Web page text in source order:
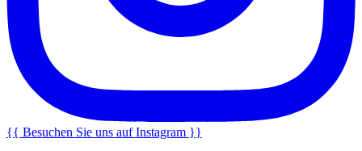
{{ Besuchen Sie uns auf Instagram }}